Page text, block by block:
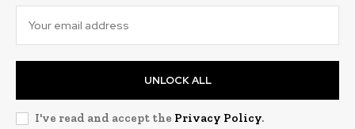
UNLOCK ALL
I've read and accept the Privacy Policy.